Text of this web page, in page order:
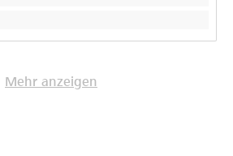
Mehr anzeigen